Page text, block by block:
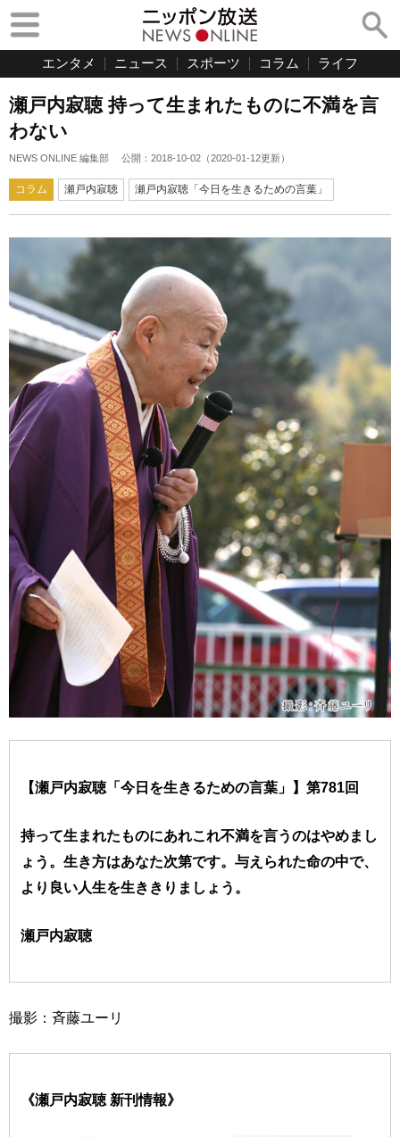
エンタメ ニュース スポーツ コラム ライフ
瀬戸内寂聴 持って生まれたものに不満を言
わない
NEWS ONLINE 編集部 公開： 2018-10-02 （2020-01-12更新）
コラム 瀬戸内寂聴 瀬戸内寂聴「今日を生きるための言葉」
【瀬戸内寂聴「今日を生きるための言葉」】第781回
持って生まれたものにあれこれ不満を言うのはやめまし
ょう。生き方はあなた次第です。与えられた命の中で、
より良い人生を生ききりましょう。
瀬戸内寂聴
撮影：斉藤ユーリ
《瀬戸内寂聴 新刊情報》